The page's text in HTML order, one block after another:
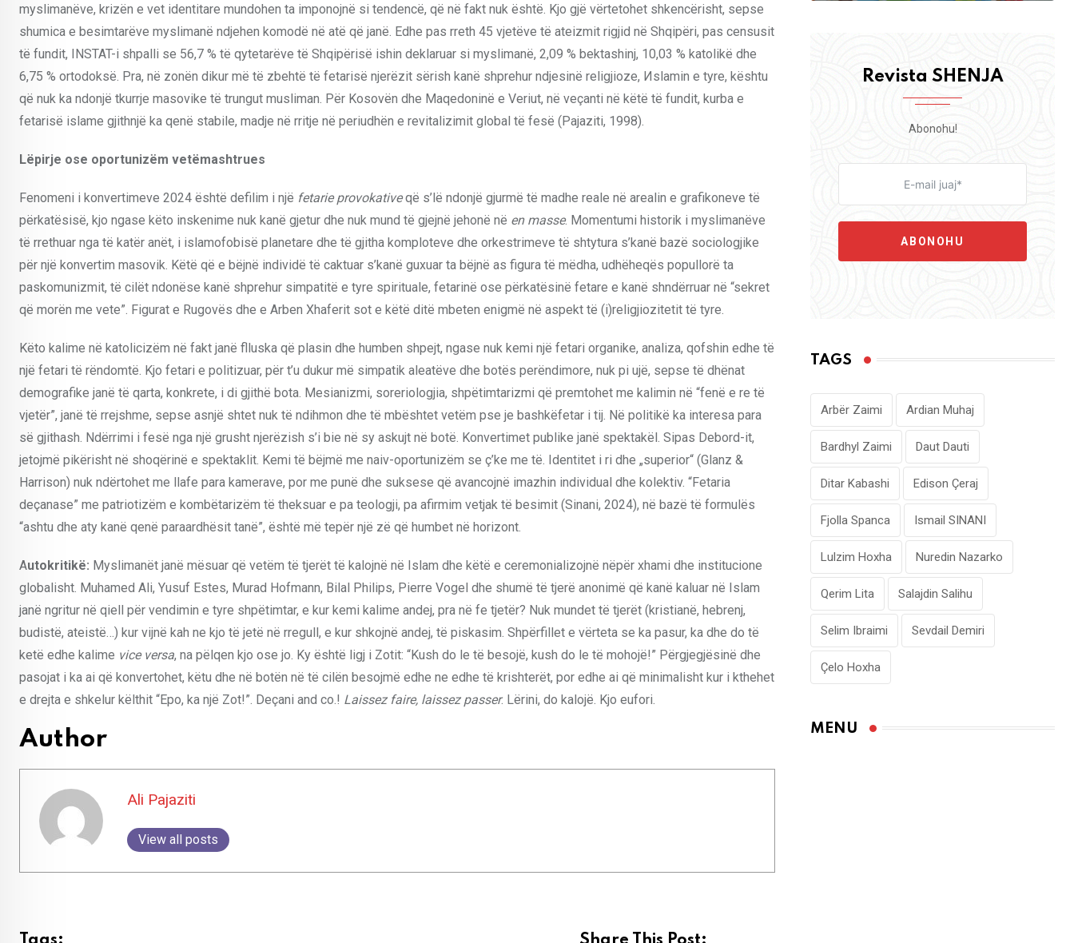
myslimanëve, krizën e vet identitare mundohen ta imponojnë si tendencë, që në fakt nuk është. Kjo gjë vërtetohet shkencërisht, sepse
shumica e besimtarëve myslimanë ndjehen komodë në atë që janë. Edhe pas rreth 45 vjetëve të ateizmit rigjid në Shqipëri, pas censusit
të fundit, INSTAT-i shpalli se 56,7 % të qytetarëve të Shqipërisë ishin deklaruar si myslimanë, 2,09 % bektashinj, 10,03 % katolikë dhe
6,75 % ortodoksë. Pra, në zonën dikur më të zbehtë të fetarisë njerëzit sërish kanë shprehur ndjesinë religjioze, Иslamin e tyre, kështu
që nuk ka ndonjë tkurrje masovike të trungut musliman. Për Kosovën dhe Maqedoninë e Veriut, në veçanti në këtë të fundit, kurba e
fetarisë islame gjithnjë ka qenë stabile, madje në rritje në periudhën e revitalizimit global të fesë (Pajaziti, 1998).
Lëpirje ose oportunizëm vetëmashtrues
Fenomeni i konvertimeve 2024 është defilim i një fetarie provokativeqë s’lë ndonjë gjurmë të madhe reale në arealin e grafikoneve të
përkatësisë, kjo ngase këto inskenime nuk kanë gjetur dhe nuk mund të gjejnë jehonë në en masse. Momentumi historik i myslimanëve
të rrethuar nga të katër anët, i islamofobisë planetare dhe të gjitha komploteve dhe orkestrimeve të shtytura s’kanë bazë sociologjike
për një konvertim masovik. Këtë që е bëjnë individë të caktuar s’kanë guxuar ta bëjnë as figura të mëdha, udhëheqës popullorë ta
paskomunizmit, të cilët ndonëse kanë shprehur simpatitë e tyre spirituale, fetarinë ose përkatësinë fetare e kanë shndërruar në “sekret
që morën me vete”. Figurat e Rugovës dhe e Arben Xhaferit sot e këtë ditë mbeten enigmë në aspekt të (i)religjiozitetit të tyre.
Këto kalime në katolicizëm në fakt janë flluska që plasin dhe humben shpejt, ngase nuk kemi një fetari organike, analiza, qofshin edhe të
një fetari të rëndomtë. Kjo fetari e politizuar, për t’u dukur më simpatik aleatëve dhe botës perëndimore, nuk pi ujë, sepse të dhënat
demografike janë të qarta, konkrete, i di gjithë bota. Mesianizmi, soreriologjia, shpëtimtarizmi që premtohet me kalimin në “fenë e re të
vjetër”, janë të rrejshme, sepse asnjë shtet nuk të ndihmon dhe të mbështet vetëm pse je bashkëfetar i tij. Në politikë ka interesa para
së gjithash. Ndërrimi i fesë nga një grusht njerëzish s’i bie në sy askujt në botë. Konvertimet publike janë spektakël. Sipas Debord-it,
jetojmë pikërisht në shoqërinë e spektaklit. Kemi të bëjmë me naiv-oportunizëm se ç’ke me të. Identitet i ri dhe „superior“ (Glanz &
Harrison) nuk ndërtohet me llafe para kamerave, por me punë dhe suksese që avancojnë imazhin individual dhe kolektiv. “Fetaria
deçanase” me patriotizëm e kombëtarizëm të theksuar e pa teologji, pa afirmim vetjak të besimit (Sinani, 2024), në bazë të formulës
“ashtu dhe aty kanë qenë paraardhësit tanë”, është më tepër një zë që humbet në horizont.
Autokritikë: Myslimanët janë mësuar që vetëm të tjerët të kalojnë në Islam dhe këtë e ceremonializojnë nëpër xhami dhe institucione
globalisht. Muhamed Ali, Yusuf Estes, Murad Hofmann, Bilal Philips, Pierre Vogel dhe shumë të tjerë anonimë që kanë kaluar në Islam
janë ngritur në qiell për vendimin e tyre shpëtimtar, e kur kemi kalime andej, pra në fe tjetër? Nuk mundet të tjerët (kristianë, hebrenj,
budistë, ateistë…) kur vijnë kah ne kjo të jetë në rregull, e kur shkojnë andej, të piskasim. Shpërfillet e vërteta se ka pasur, ka dhe do të
ketë edhe kalime vice versa, na pëlqen kjo ose jo. Ky është ligj i Zotit: “Kush do le të besojë, kush do le të mohojë!” Përgjegjësinë dhe
pasojat i ka ai që konvertohet, këtu dhe në botën në të cilën besojmë edhe ne edhe të krishterët, por edhe ai që minimalisht kur i kthehet
e drejta e shkelur këlthit “Epo, ka një Zot!”. Deçani and co.! Laissez faire, laissez passer. Lërini, do kalojë. Kjo eufori.
Author
Ali Pajaziti
View all posts
Revista SHENJA
Abonohu!
ABONOHU
TAGS
Arbër Zaimi Ardian Muhaj
Bardhyl Zaimi Daut Dauti
Ditar Kabashi Edison Çeraj
Fjolla Spanca Ismail SINANI
Lulzim Hoxha Nuredin Nazarko
Qerim Lita Salajdin Salihu
Selim Ibraimi Sevdail Demiri
Çelo Hoxha
MENU